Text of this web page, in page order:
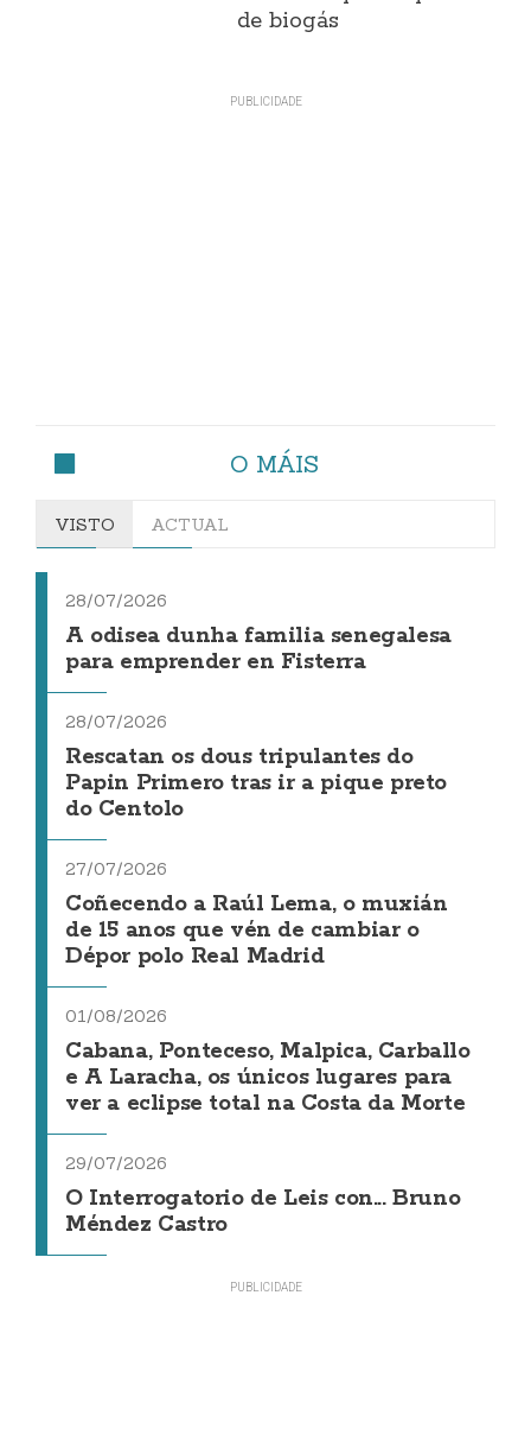
de biogás
O MÁIS
VISTO ACTUAL
28/07/2026
A odisea dunha familia senegalesa
para emprender en Fisterra
28/07/2026
Rescatan os dous tripulantes do
Papin Primero tras ir a pique preto
do Centolo
27/07/2026
Coñecendo a Raúl Lema, o muxián
de 15 anos que vén de cambiar o
Dépor polo Real Madrid
01/08/2026
Cabana, Ponteceso, Malpica, Carballo
e A Laracha, os únicos lugares para
ver a eclipse total na Costa da Morte
29/07/2026
O Interrogatorio de Leis con... Bruno
Méndez Castro